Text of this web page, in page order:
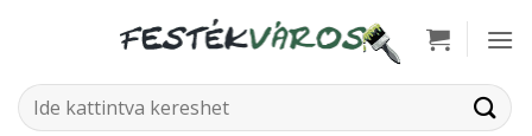
Keresés
a